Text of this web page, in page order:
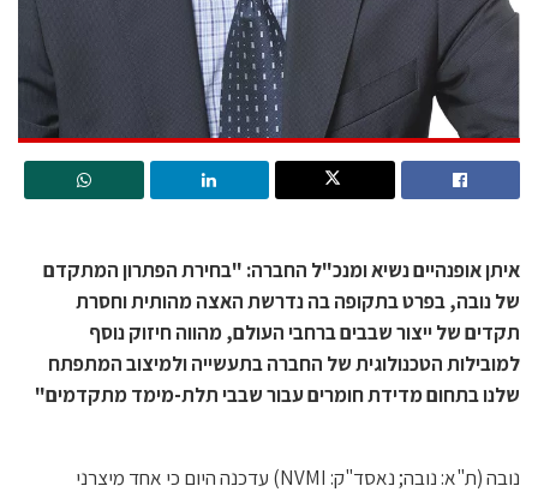
איתן אופנהיים נשיא ומנכ"ל החברה: "בחירת הפתרון המתקדם
של נובה, בפרט בתקופה בה נדרשת האצה מהותית וחסרת
תקדים של ייצור שבבים ברחבי העולם, מהווה חיזוק נוסף
למובילות הטכנולוגית של החברה בתעשייה ולמיצוב המתפתח
שלנו בתחום מדידת חומרים עבור שבבי תלת-מימד מתקדמים"
נובה (ת"א: נובה; נאסד"ק: NVMI) עדכנה היום כי אחד מיצרני